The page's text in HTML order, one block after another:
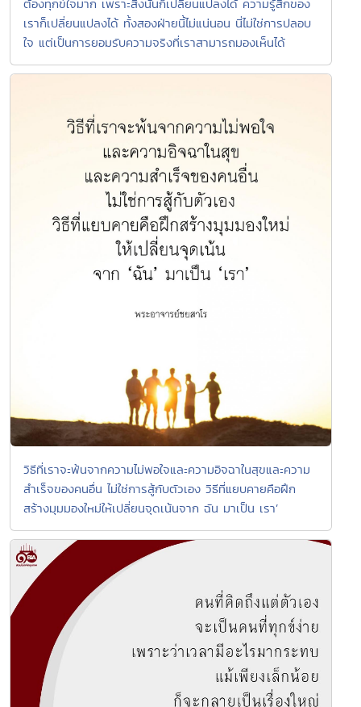
ต้องทุกข์ใจมาก เพราะสิ่งนั้นก็เปลี่ยนแปลงได้ ความรู้สึกของ
เราก็เปลี่ยนแปลงได้ ทั้งสองฝ่ายนี้ไม่แน่นอน นี่ไม่ใช่การปลอบ
ใจ แต่เป็นการยอมรับความจริงที่เราสามารถมองเห็นได้
วิธีที่เราจะพ้นจากความไม่พอใจและความอิจฉาในสุขและความ
สำเร็จของคนอื่น ไม่ใช่การสู้กับตัวเอง วิธีที่แยบคายคือฝึก
สร้างมุมมองใหม่ให้เปลี่ยนจุดเน้นจาก ฉัน มาเป็น เรา’